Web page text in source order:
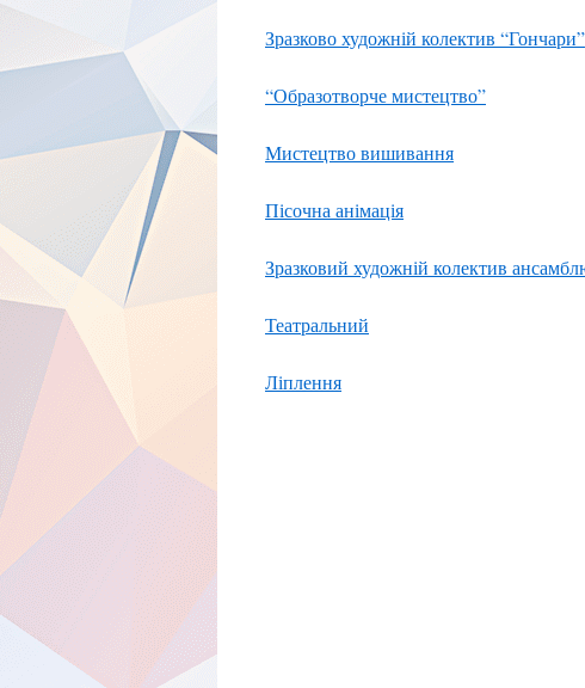
Зразково художній колектив “Гончари”
“Образотворче мистецтво”
Мистецтво вишивання
Пісочна анімація
Зразковий художній колектив
Театральний
Ліплення